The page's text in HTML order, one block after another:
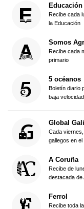
Educación
Recibe cada
la Educación
Somos
Recibe cada
primario
5 océanos
Boletín diario
baja
Global
Cada
gallegos en el
A Coruña
Recibe de
destacada de
Ferrol
Recibe toda